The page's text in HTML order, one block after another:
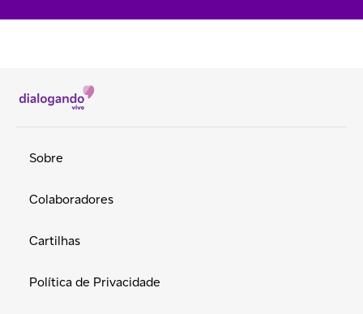
Sobre
Colaboradores
Cartilhas
Política de Privacidade